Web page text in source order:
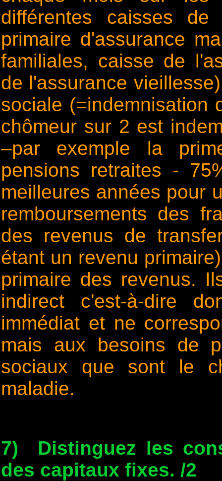
différentes caisses
primaire d'assurance
familiales, caisse de
de l'assurance
sociale (=indemnisation
chômeur sur 2 est
–par exemple la
pensions retraites -
meilleures années pour
remboursements des
des revenus de
étant un revenu
primaire des revenus.
indirect c'est-à-dire
immédiat et ne
mais aux besoins de
sociaux que sont le
maladie.
7) Distinguez les
des capitaux fixes. /2